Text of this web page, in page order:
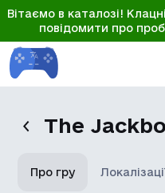
Вітаємо в каталозі!
повідомити про
The
Про гру